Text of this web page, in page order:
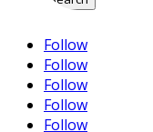
Follow
Follow
Follow
Follow
Follow